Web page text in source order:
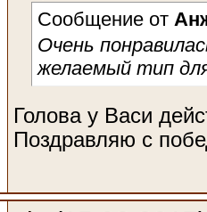
Сообщение от
Очень
желаемый тип
Голова у Васи
Поздравляю с